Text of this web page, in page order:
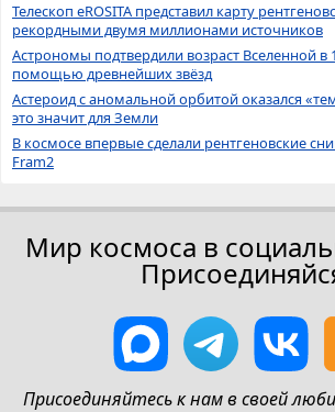
Телескоп eROSITA представил карту
рекордными двумя миллионами источников
Астрономы подтвердили возраст Вселенной в
помощью древнейших звёзд
Астероид с аномальной орбитой оказался
это значит для Земли
В космосе впервые сделали рентгеновские
Fram2
Мир космоса в
Присоединяйтесь к нам в своей